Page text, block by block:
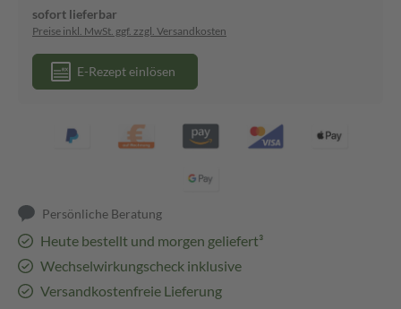
sofort lieferbar
Preise inkl. MwSt. ggf. zzgl. Versandkosten
E-Rezept einlösen
Persönliche Beratung
Heute bestellt und morgen geliefert³
Wechselwirkungscheck inklusive
Versandkostenfreie Lieferung